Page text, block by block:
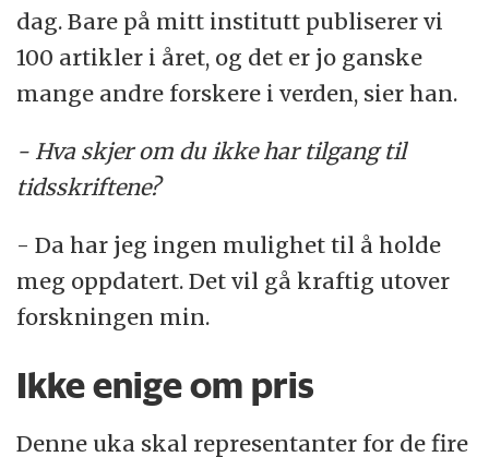
dag. Bare på mitt institutt publiserer vi
100 artikler i året, og det er jo ganske
mange andre forskere i verden, sier han.
- Hva skjer om du ikke har tilgang til
tidsskriftene?
- Da har jeg ingen mulighet til å holde
meg oppdatert. Det vil gå kraftig utover
forskningen min.
Ikke enige om pris
Denne uka skal representanter for de fire